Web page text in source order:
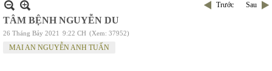
Trước Sau
TÂM BỆNH NGUYỄN DU
26 Tháng Bảy 2021 9:22 CH (Xem: 37952)
MAI AN NGUYỄN ANH TUẤN